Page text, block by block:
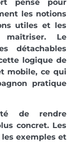
pensé pour
les notions
utiles et les
maîtriser. Le
détachables
logique de
mobile, ce qui
pratique
de rendre
concret. Les
exemples et